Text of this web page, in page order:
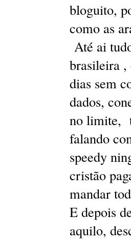
bloguito,
como as
Até ai
brasileira ,
dias sem
dados,
no limite,
falando
speedy
cristão
mandar
E depois
aquilo,